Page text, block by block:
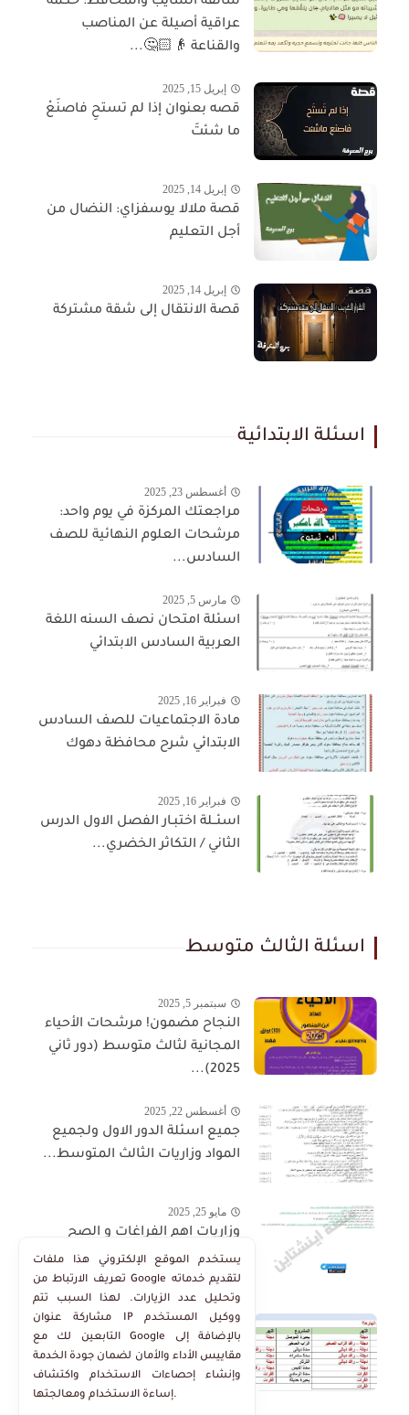
عراقية أصيلة عن المناصب
والقناعة 👴🏻🤔...
إبريل 15, 2025
قصه بعنوان إذا لم تستحِ فاصنَعْ
ما شئتَ
إبريل 14, 2025
قصة ملالا يوسفزاي: النضال من
أجل التعليم
إبريل 14, 2025
قصة الانتقال إلى شقة مشتركة
اسئلة الابتدائية
أغسطس 23, 2025
مراجعتك المركزة في يوم واحد:
مرشحات العلوم النهائية للصف
السادس...
مارس 5, 2025
اسئلة امتحان نصف السنه اللغة
العربية السادس الابتدائي
فبراير 16, 2025
مادة الاجتماعيات للصف السادس
الابتدائي شرح محافظة دهوك
فبراير 16, 2025
اسئــلة اختبـار الفصل الاول الدرس
الثاني / التكاثر الخضري...
اسئلة الثالث متوسط
سبتمبر 5, 2025
النجاح مضمون! مرشحات الأحياء
المجانية لثالث متوسط (دور ثاني
2025)...
أغسطس 22, 2025
جميع اسئلة الدور الاول ولجميع
المواد وزاريات الثالث المتوسط...
مايو 25, 2025
وزاريات اهم الفراغات و الصح
والخطأ في منهج الاجتماعيات
الثالث...
مايو 25, 2025
اضمن 10 درجات بالسؤال انسب
المشاريع لانهارها الاجتماعيات
الثالث المتوسط...
يستخدم الموقع الإلكتروني هذا ملفات
تعريف الارتباط من Google لتقديم خدماته
وتحليل عدد الزيارات. لهذا السبب تتم
مشاركة عنوان IP ووكيل المستخدم
التابعين لك مع Google بالإضافة إلى
مقاييس الأداء والأمان لضمان جودة الخدمة
وإنشاء إحصاءات الاستخدام واكتشاف
إساءة الاستخدام ومعالجتها.